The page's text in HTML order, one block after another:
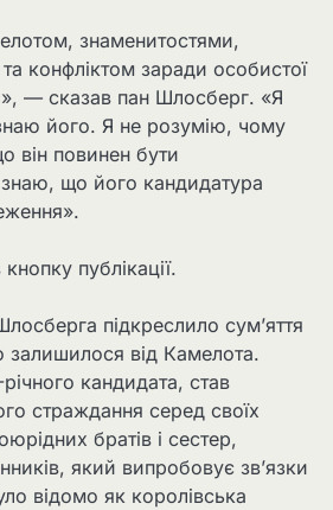
знаменитостями,
конфліктом заради особистої
— сказав пан Шлосберг. «Я
його. Я не розумію, чому
він повинен бути
що його кандидатура
публікації.
підкреслило сум’яття
залишилося від Камелота.
кандидата, став
страждання серед своїх
братів і сестер,
який випробовує зв’язки
відомо як королівська